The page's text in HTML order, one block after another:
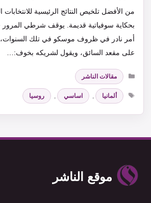
من الأفضل تلخيص النتائج الرئيسية للانتخابات
بحكاية سوفياتية قديمة. يوقف شرطي المرور
أمر نادر في ظروف موسكو في تلك
على مقعد السائق، ويقول لشريكه بخوف:…
التصنيفات
مقالات الناشر
الوسوم
ألمانيا اساسي روسيا
موقع الناشر